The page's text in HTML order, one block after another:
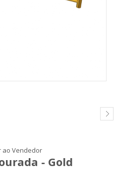
ao Vendedor
- Gold